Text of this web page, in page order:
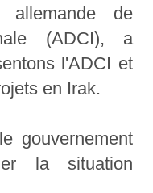
allemande de
(ADCI), a
l'ADCI et
en Irak.
gouvernement
la situation